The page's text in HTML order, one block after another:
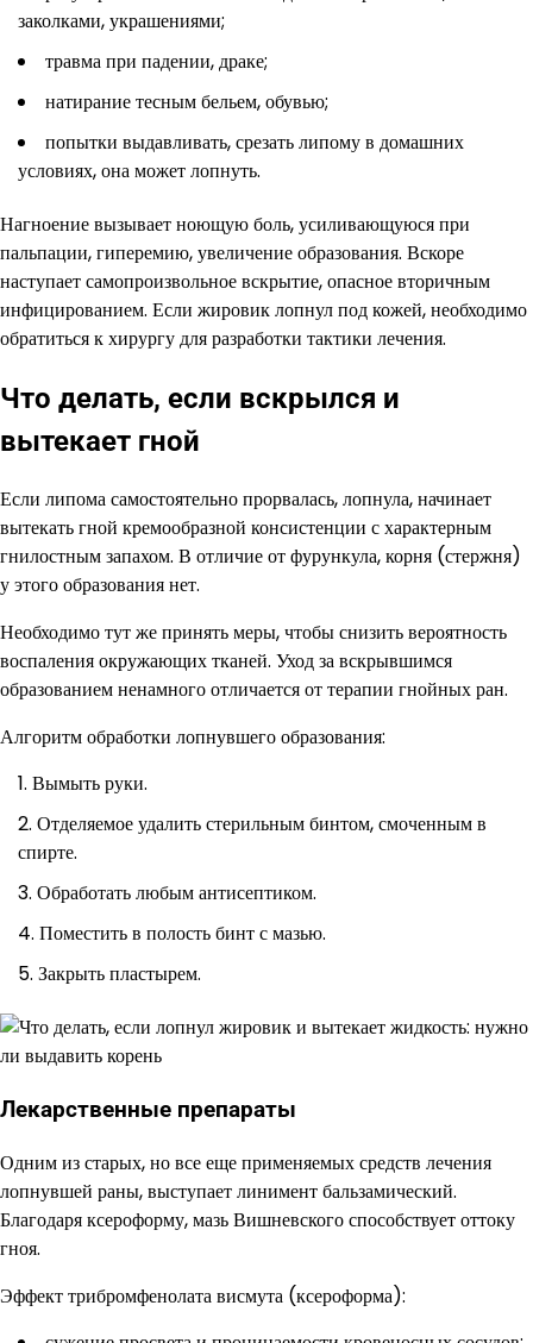
заколками, украшениями;
травма при падении, драке;
натирание тесным бельем, обувью;
попытки выдавливать, срезать липому в домашних
условиях, она может лопнуть.
Нагноение вызывает ноющую боль, усиливающуюся при
пальпации, гиперемию, увеличение образования. Вскоре
наступает самопроизвольное вскрытие, опасное вторичным
инфицированием. Если жировик лопнул под кожей, необходимо
обратиться к хирургу для разработки тактики лечения.
Что делать, если вскрылся и
вытекает гной
Если липома самостоятельно прорвалась, лопнула, начинает
вытекать гной кремообразной консистенции с характерным
гнилостным запахом. В отличие от фурункула, корня (стержня)
у этого образования нет.
Необходимо тут же принять меры, чтобы снизить вероятность
воспаления окружающих тканей. Уход за вскрывшимся
образованием ненамного отличается от терапии гнойных ран.
Алгоритм обработки лопнувшего образования:
Вымыть руки.
Отделяемое удалить стерильным бинтом, смоченным в
спирте.
Обработать любым антисептиком.
Поместить в полость бинт с мазью.
Закрыть пластырем.
Лекарственные препараты
Одним из старых, но все еще применяемых средств лечения
лопнувшей раны, выступает линимент бальзамический.
Благодаря ксероформу, мазь Вишневского способствует оттоку
гноя.
Эффект трибромфенолата висмута (ксероформа):